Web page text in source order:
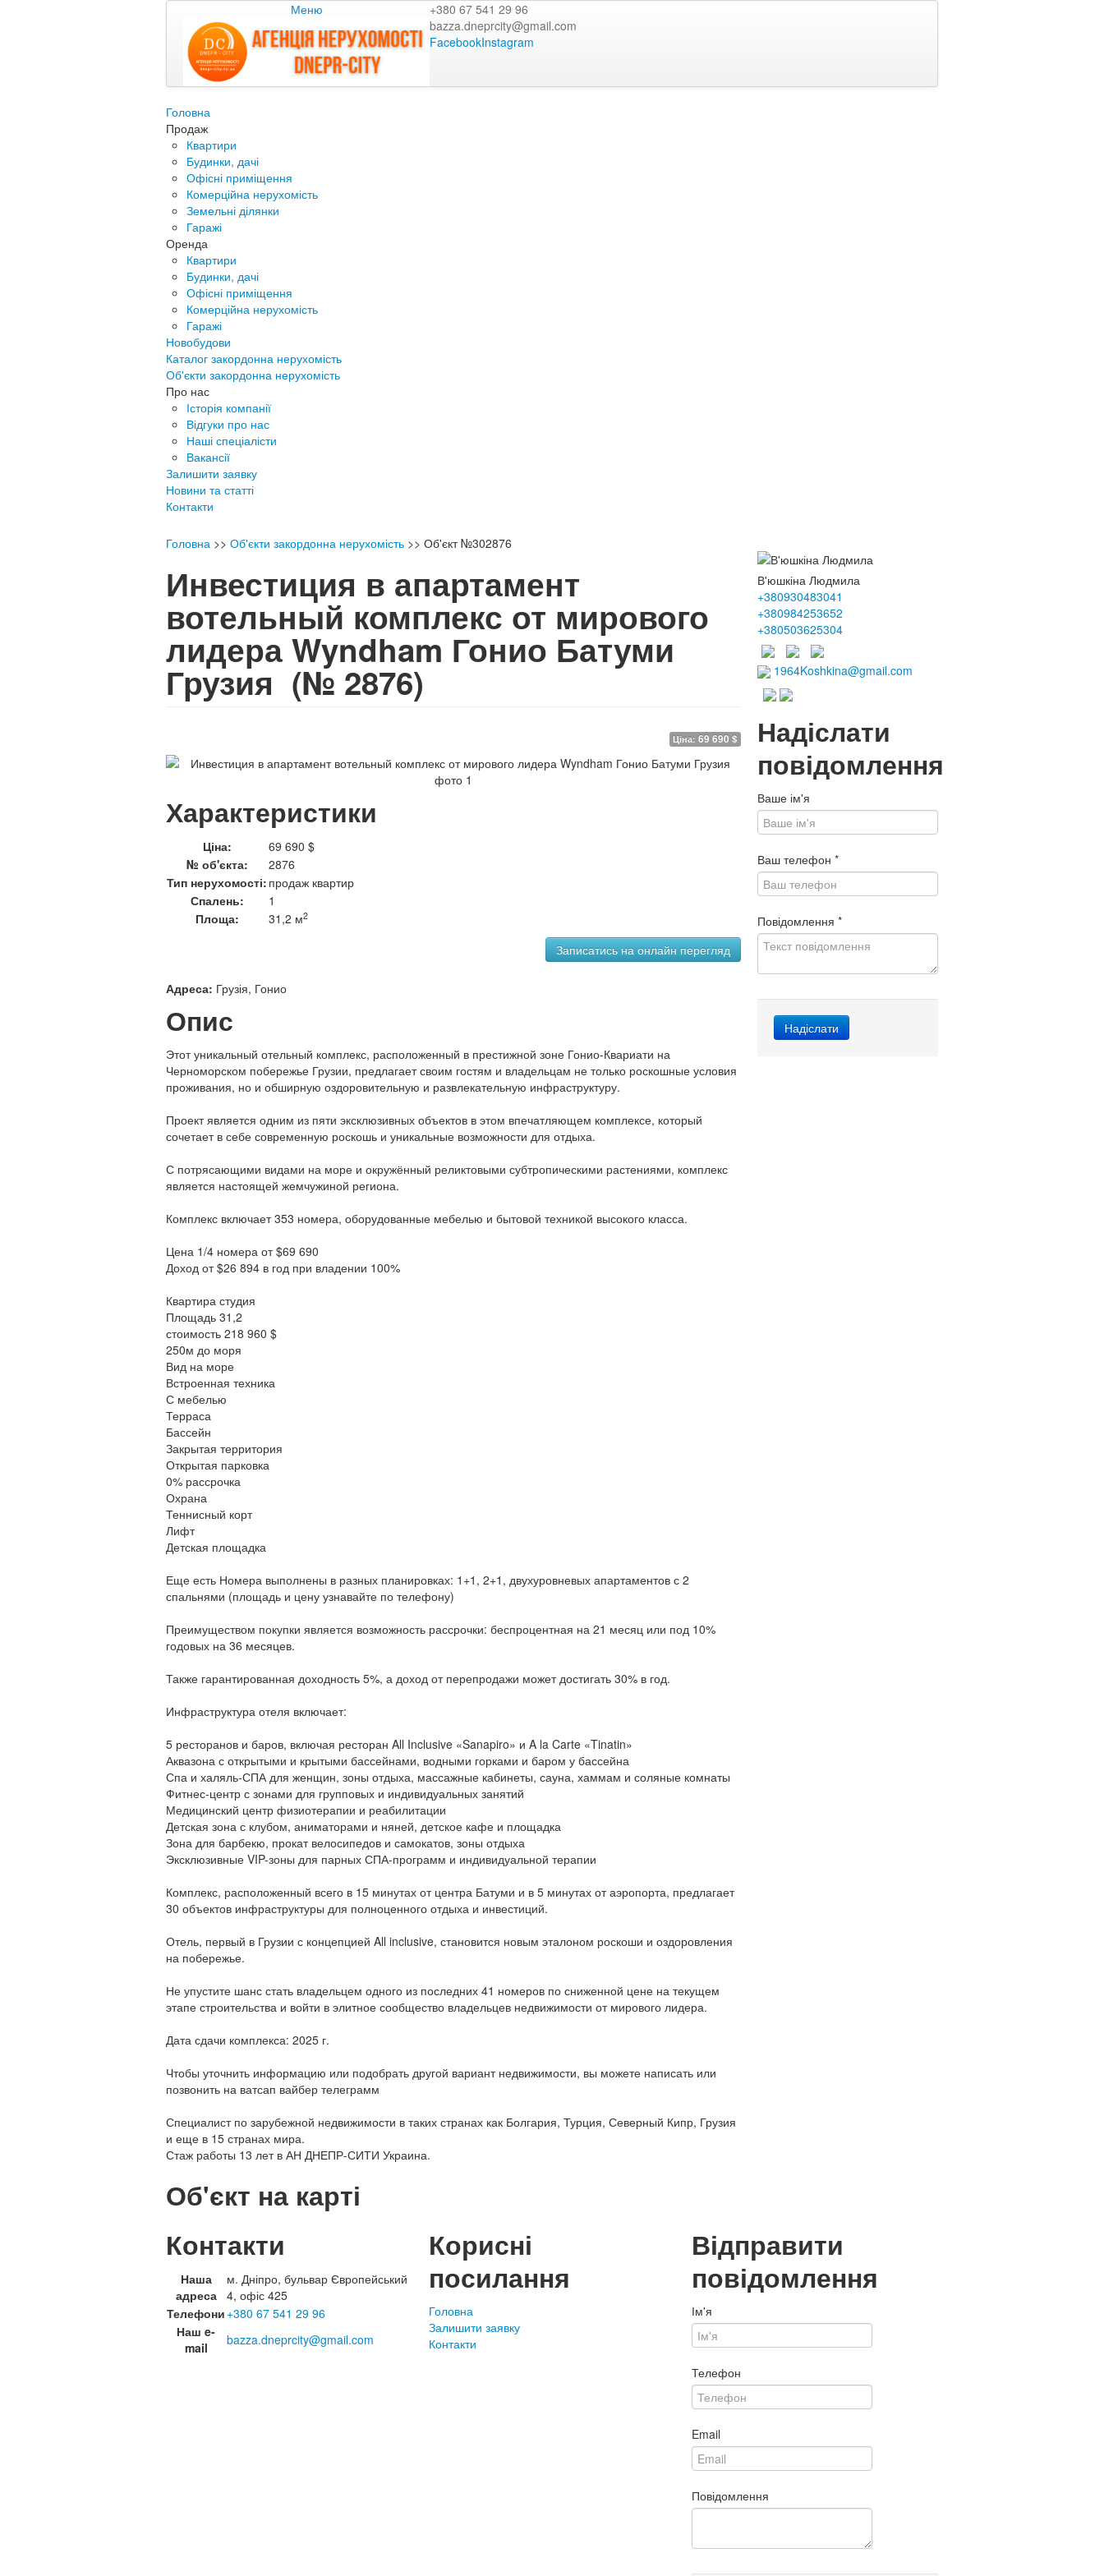
Меню
+380 67 541 29 96
bazza.dneprcity@gmail.com
FacebookInstagram
Головна
Продаж
Квартири
Будинки, дачі
Офісні приміщення
Комерційна нерухомість
Земельні ділянки
Гаражі
Оренда
Квартири
Будинки, дачі
Офісні приміщення
Комерційна нерухомість
Гаражі
Новобудови
Каталог закордонна нерухомість
Об'єкти закордонна нерухомість
Про нас
Історія компанії
Відгуки про нас
Наші спеціалісти
Вакансії
Залишити заявку
Новини та статті
Контакти
Головна >> Об'єкти закордонна нерухомість >> Об'єкт №302876
Инвестиция в апартамент
вотельный комплекс от мирового
лидера Wyndham Гонио Батуми
Грузия (№ 2876)
Ціна: 69 690 $
Характеристики
Ціна:
69 690 $
№ об'єкта:
2876
Тип нерухомості: продаж квартир
Спалень:
1
Площа:
31,2 м2
Адреса: Грузія, Гонио
Опис
Этот уникальный отельный комплекс, расположенный в престижной зоне Гонио-Квариати на
Черноморском побережье Грузии, предлагает своим гостям и владельцам не только роскошные условия
проживания, но и обширную оздоровительную и развлекательную инфраструктуру.
Проект является одним из пяти эксклюзивных объектов в этом впечатляющем комплексе, который
сочетает в себе современную роскошь и уникальные возможности для отдыха.
С потрясающими видами на море и окружённый реликтовыми субтропическими растениями, комплекс
является настоящей жемчужиной региона.
Комплекс включает 353 номера, оборудованные мебелью и бытовой техникой высокого класса.
Цена 1/4 номера от $69 690
Доход от $26 894 в год при владении 100%
Квартира студия
Площадь 31,2
стоимость 218 960 $
250м до моря
Вид на море
Встроенная техника
С мебелью
Терраса
Бассейн
Закрытая территория
Открытая парковка
0% рассрочка
Охрана
Теннисный корт
Лифт
Детская площадка
Еще есть Номера выполнены в разных планировках: 1+1, 2+1, двухуровневых апартаментов с 2
спальнями (площадь и цену узнавайте по телефону)
Преимуществом покупки является возможность рассрочки: беспроцентная на 21 месяц или под 10%
годовых на 36 месяцев.
Также гарантированная доходность 5%, а доход от перепродажи может достигать 30% в год.
Инфраструктура отеля включает:
5 ресторанов и баров, включая ресторан All Inclusive «Sanapiro» и A la Carte «Tinatin»
Аквазона с открытыми и крытыми бассейнами, водными горками и баром у бассейна
Спа и халяль-СПА для женщин, зоны отдыха, массажные кабинеты, сауна, хаммам и соляные комнаты
Фитнес-центр с зонами для групповых и индивидуальных занятий
Медицинский центр физиотерапии и реабилитации
Детская зона с клубом, аниматорами и няней, детское кафе и площадка
Зона для барбекю, прокат велосипедов и самокатов, зоны отдыха
Эксклюзивные VIP-зоны для парных СПА-программ и индивидуальной терапии
Комплекс, расположенный всего в 15 минутах от центра Батуми и в 5 минутах от аэропорта, предлагает
30 объектов инфраструктуры для полноценного отдыха и инвестиций.
Отель, первый в Грузии с концепцией All inclusive, становится новым эталоном роскоши и оздоровления
на побережье.
Не упустите шанс стать владельцем одного из последних 41 номеров по сниженной цене на текущем
этапе строительства и войти в элитное сообщество владельцев недвижимости от мирового лидера.
Дата сдачи комплекса: 2025 г.
Чтобы уточнить информацию или подобрать другой вариант недвижимости, вы можете написать или
позвонить на ватсап вайбер телеграмм
Специалист по зарубежной недвижимости в таких странах как Болгария, Турция, Северный Кипр, Грузия
и еще в 15 странах мира.
Стаж работы 13 лет в АН ДНЕПР-СИТИ Украина.
Об'єкт на карті
В'юшкіна Людмила
+380930483041
+380984253652
+380503625304
1964Koshkina@gmail.com
Надіслати
повідомлення
Ваше ім'я
Ваш телефон *
Повідомлення *
Контакти
Наша
адреса
м. Дніпро, бульвар Європейський
4, офіс 425
Телефони +380 67 541 29 96
Наш e-
mail
bazza.dneprcity@gmail.com
Корисні
посилання
Головна
Залишити заявку
Контакти
Відправити
повідомлення
Ім'я
Телефон
Email
Повідомлення